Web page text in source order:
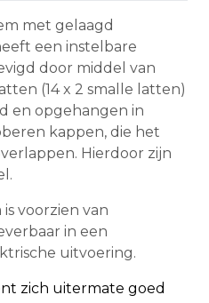
met gelaagd
een instelbare
door middel van
(14 x 2 smalle latten)
en opgehangen in
kappen, die het
Hierdoor zijn
voorzien van
in een
uitvoering.
zich uitermate goed